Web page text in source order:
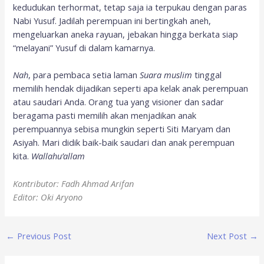
kedudukan terhormat, tetap saja ia terpukau dengan paras
Nabi Yusuf. Jadilah perempuan ini bertingkah aneh,
mengeluarkan aneka rayuan, jebakan hingga berkata siap
“melayani” Yusuf di dalam kamarnya.
Nah, para pembaca setia lamanSuara muslim tinggal
memilih hendak dijadikan seperti apa kelak anak perempuan
atau saudari Anda. Orang tua yang visioner dan sadar
beragama pasti memilih akan menjadikan anak
perempuannya sebisa mungkin seperti Siti Maryam dan
Asiyah. Mari didik baik-baik saudari dan anak perempuan
kita. Wallahu’allam
Kontributor: Fadh Ahmad Arifan
Editor: Oki Aryono
← Previous Post Next Post →